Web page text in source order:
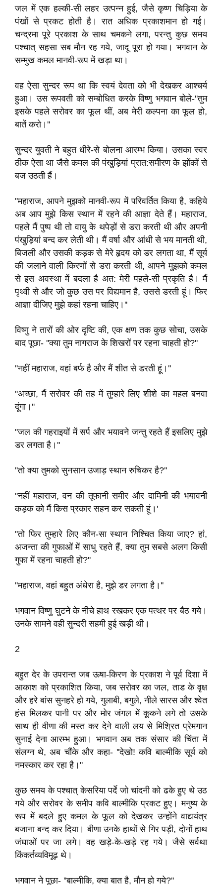
जल में एक हल्की-सी लहर उत्पन्न हुई, जैसे कृष्ण चिड़िया के
पंखों से प्रकट होती है। रात अधिक प्रकाशमान हो गई।
चन्द्रमा पूरे प्रकाश के साथ चमकने लगा, परन्तु कुछ समय
पश्चात् सहसा सब मौन रह गये, जादू पूरा हो गया। भगवान के
सम्मुख कमल मानवी-रूप में खड़ा था।
वह ऐसा सुन्दर रूप था कि स्वयं देवता को भी देखकर आश्चर्य
हुआ। उस रूपवती को सम्बोधित करके विष्णु भगवान बोले-''तुम
इसके पहले सरोवर का फूल थीं, अब मेरी कल्पना का फूल हो,
बातें करो।''
सुन्दर युवती ने बहुत धीरे-से बोलना आरम्भ किया। उसका स्वर
ठीक ऐसा था जैसे कमल की पंखुड़ियां प्रात:समीरण के झोंकों से
बज उठती हैं।
''महाराज, आपने मुझको मानवी-रूप में परिवर्तित किया है, कहिये
अब आप मुझे किस स्थान में रहने की आज्ञा देते हैं। महाराज,
पहले मैं पुष्प थी तो वायु के थपेड़ों से डरा करती थी और अपनी
पंखुड़ियां बन्द कर लेती थी। मैं वर्षा और आंधी से भय मानती थी,
बिजली और उसकी कड़क से मेरे हृदय को डर लगता था, मैं सूर्य
की जलाने वाली किरणों से डरा करती थी, आपने मुझको कमल
से इस अवस्था में बदला है अत: मेरी पहले-सी प्रकृति है। मैं
पृथ्वी से और जो कुछ उस पर विद्यमान है, उससे डरती हूं। फिर
आज्ञा दीजिए मुझे कहां रहना चाहिए।''
विष्णु ने तारों की ओर दृष्टि की, एक क्षण तक कुछ सोचा, उसके
बाद पूछा- ''क्या तुम नागराज के शिखरों पर रहना चाहती हो?''
''नहीं महाराज, वहां बर्फ है और मैं शीत से डरती हूं।''
''अच्छा, मैं सरोवर की तह में तुम्हारे लिए शीशे का महल बनवा
दूंगा।''
''जल की गहराइयों में सर्प और भयावने जन्तु रहते हैं इसलिए मुझे
डर लगता है।''
''तो क्या तुमको सुनसान उजाड़ स्थान रुचिकर है?''
''नहीं महाराज, वन की तूफानी समीर और दामिनी की भयावनी
कड़क को मैं किस प्रकार सहन कर सकती हूं।'
''तो फिर तुम्हारे लिए कौन-सा स्थान निश्चित किया जाए? हां,
अजन्ता की गुफाओं में साधु रहते हैं, क्या तुम सबसे अलग किसी
गुफा में रहना चाहती हो?''
''महाराज, वहां बहुत अंधेरा है, मुझे डर लगता है।''
भगवान विष्णु घुटने के नीचे हाथ रखकर एक पत्थर पर बैठ गये।
उनके सामने वही सुन्दरी सहमी हुई खड़ी थी।
2
बहुत देर के उपरान्त जब ऊषा-किरण के प्रकाश ने पूर्व दिशा में
आकाश को प्रकाशित किया, जब सरोवर का जल, ताड के वृक्ष
और हरे बांस सुनहरे हो गये, गुलाबी, बगुले, नीले सारस और श्वेत
हंस मिलकर पानी पर और मोर जंगल में कूकने लगे तो उसके
साथ ही वीणा की मस्त कर देने वाली लय से मिश्रित प्रेमगान
सुनाई देना आरम्भ हुआ। भगवान अब तक संसार की चिंता में
संलग्न थे, अब चौंके और कहा- ''देखो! कवि बाल्मीकि सूर्य को
नमस्कार कर रहा है।''
कुछ समय के पश्चात् केसरिया पर्दे जो चांदनी को ढके हुए थे उठ
गये और सरोवर के समीप कवि बाल्मीकि प्रकट हुए। मनुष्य के
रूप में बदले हुए कमल के फूल को देखकर उन्होंने वाद्ययंत्र
बजाना बन्द कर दिया। बीणा उनके हाथों से गिर पड़ी, दोनों हाथ
जंघाओं पर जा लगे। वह खड़े-के-खड़े रह गये। जैसे सर्वथा
किंकर्तव्यविमूढ़ थे।
भगवान ने पूछा- ''बाल्मीकि, क्या बात है, मौन हो गये?''